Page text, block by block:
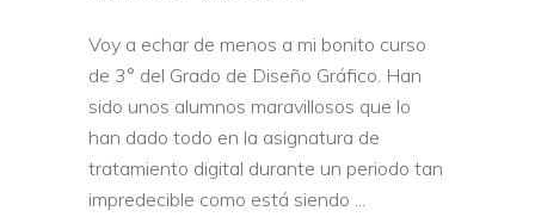
Voy a echar de menos a mi bonito curso
de 3° del Grado de Diseño Gráfico. Han
sido unos alumnos maravillosos que lo
han dado todo en la asignatura de
tratamiento digital durante un periodo tan
impredecible como está siendo